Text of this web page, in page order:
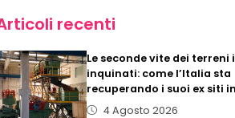
recenti
Le seconde vite dei
inquinati: come l’Italia sta
recuperando i suoi ex siti
4 Agosto 2026